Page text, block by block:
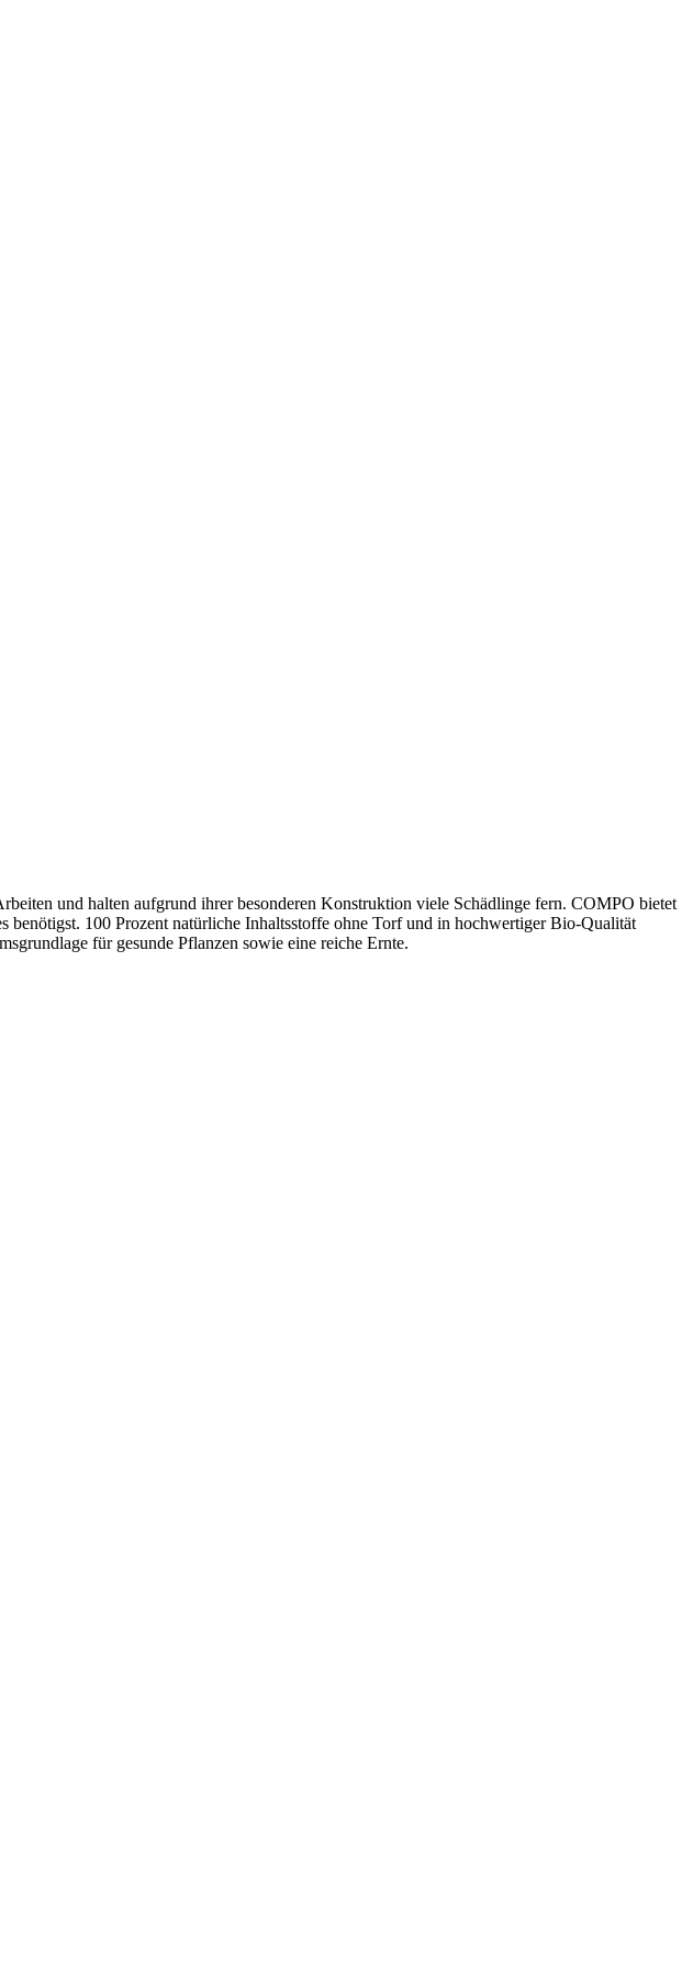
und halten aufgrund ihrer besonderen Konstruktion viele Schädlinge fern. COMPO bietet
100 Prozent natürliche Inhaltsstoffe ohne Torf und in hochwertiger Bio-Qualität
für gesunde Pflanzen sowie eine reiche Ernte.